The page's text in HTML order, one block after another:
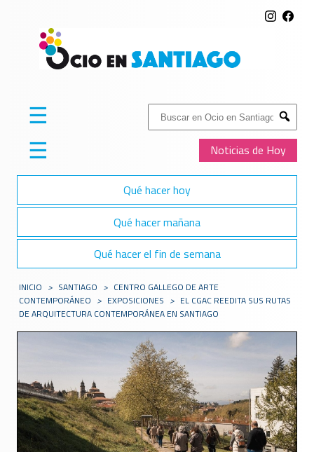
Buscar:
Submit
Noticias de Hoy
☰
☰
Qué hacer hoy
Qué hacer mañana
Qué hacer el fin de semana
INICIO > SANTIAGO > CENTRO GALLEGO DE ARTE
CONTEMPORÁNEO > EXPOSICIONES > EL CGAC REEDITA SUS RUTAS
DE ARQUITECTURA CONTEMPORÁNEA EN SANTIAGO